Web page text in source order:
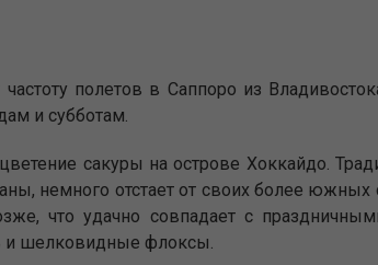
полетов в Саппоро из
и субботам.
сакуры на острове Хоккайдо.
немного отстает от своих более
что удачно совпадает с
и шелковидные флоксы.